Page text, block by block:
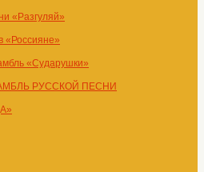
«Разгуляй»
«Россияне»
«Сударушки»
РУССКОЙ ПЕСНИ